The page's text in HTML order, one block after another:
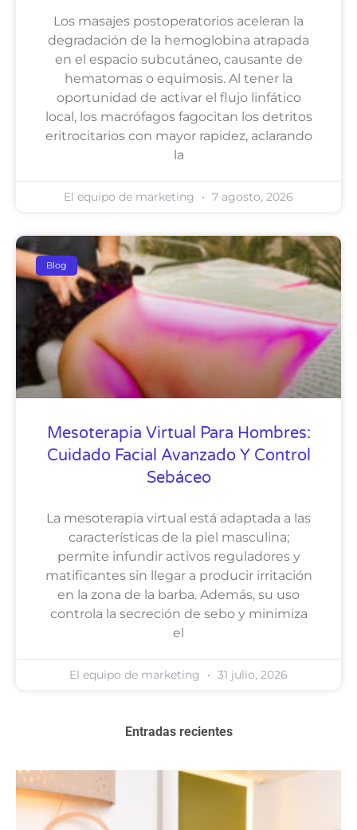
Los masajes postoperatorios aceleran la
degradación de la hemoglobina atrapada
en el espacio subcutáneo, causante de
hematomas o equimosis. Al tener la
oportunidad de activar el flujo linfático
local, los macrófagos fagocitan los detritos
eritrocitarios con mayor rapidez, aclarando
la
El equipo de marketing 7 agosto, 2026
Blog
Mesoterapia Virtual Para Hombres:
Cuidado Facial Avanzado Y Control
Sebáceo
La mesoterapia virtual está adaptada a las
características de la piel masculina;
permite infundir activos reguladores y
matificantes sin llegar a producir irritación
en la zona de la barba. Además, su uso
controla la secreción de sebo y minimiza
el
El equipo de marketing 31 julio, 2026
Entradas recientes